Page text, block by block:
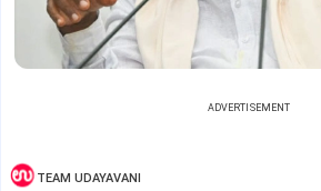
ADVERTISEMENT
TEAM UDAYAVANI